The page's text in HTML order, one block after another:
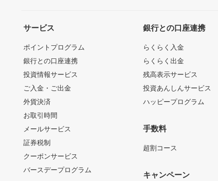
サービス
ポイントプログラム
銀行との口座連携
投資情報サービス
ご入金・ご出金
外貨決済
お取引時間
メールサービス
証券税制
クーポンサービス
バースデープログラム
銀行との口座連携
らくらく入金
らくらく出金
残高表示サービス
投資あんしんサービス
ハッピープログラム
手数料
超割コース
キャンペーン